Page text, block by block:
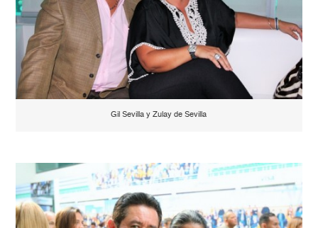
Gil Sevilla y Zulay de Sevilla